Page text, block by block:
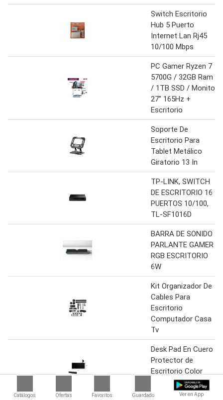
Catálogos Ofertas Favoritos Guardado Ver en App
Switch Escritorio
Hub 5 Puerto
Internet Lan Rj45
10/100 Mbps
PC Gamer Ryzen 7
5700G / 32GB Ram
/ 1TB SSD / Monitor
27” 165Hz +
Escritorio
Soporte De
Escritorio Para
Tablet Metálico
Giratorio 13 In
TP-LINK, SWITCH
DE ESCRITORIO 16
PUERTOS 10/100,
TL-SF1016D
BARRA DE SONIDO
PARLANTE GAMER
RGB ESCRITORIO
6W
Kit Organizador De
Cables Para
Escritorio
Computador Casa
Tv
Desk Pad En Cuero
Protector de
Escritorio Color